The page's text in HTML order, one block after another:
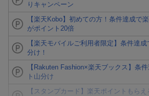
りキャンペーン
【楽天Kobo】初めての方！条件達成で
がポイント20倍
【楽天モバイルご利用者限定】条件達
分け！
【Rakuten Fashion×楽天ブックス】条
ト山分け
【スタンプカード】楽天ポイントもら